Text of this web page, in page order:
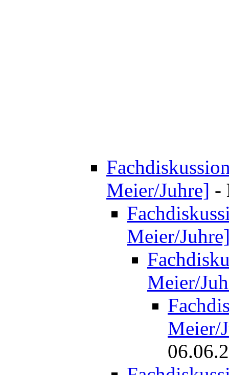
Meier/Juhre] -
Meier/
Meier/
Meier/